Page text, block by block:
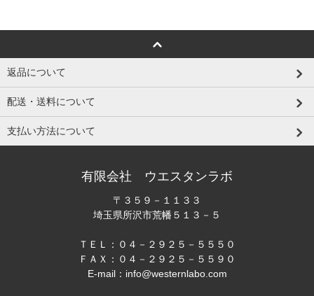
返品について
配送・送料について
支払い方法について
有限会社 ウエスタンラボ
〒３５９－１１３３
埼玉県所沢市荒幡５１３－５
ＴＥＬ：０４－２９２５－５５５０
ＦＡＸ：０４－２９２５－５５９０
E-mail：info@westernlabo.com